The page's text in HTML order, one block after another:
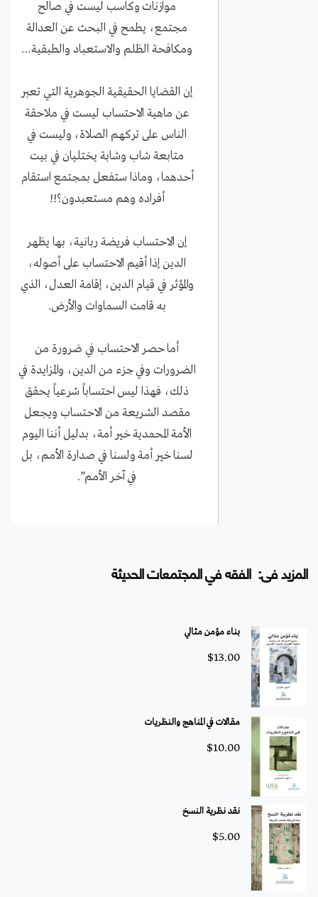
موازنات وكاسب ليست في صالح
مجتمع، يطمح في البحث عن العدالة
ومكافحة الظلم والاستعباد والطبقية…
إن القضايا الحقيقية الجوهرية التي تعبر
عن ماهية الاحتساب ليست في ملاحقة
الناس على تركهم الصلاة، وليست في
متابعة شاب وشابة يختليان في بيت
أحدهما، وماذا ستفعل بمجتمع استقام
أفراده وهم مستعبدون؟!!
إن الاحتساب فريضة ربانية، بها يظهر
الدين إذا أقيم الاحتساب على أصوله،
والمؤثر في قيام الدين، إقامة العدل، الذي
به قامت السماوات والأرض.
أما حصر الاحتساب في ضرورة من
الضرورات وفي جزء من الدين، والمزايدة في
ذلك، فهذا ليس احتساباً شرعياً يحقق
مقصد الشريعة من الاحتساب ويجعل
الأمة المحمدية خير أمة، بدليل أننا اليوم
لسنا خير أمة ولسنا في صدارة الأمم، بل
في آخر الأمم”.
المزيد فى: الفقه في المجتمعات الحديثة
بناء مؤمن مثالي
$13.00
مقالات في المناهج والنظريات
$10.00
نقد نظرية النسخ
$5.00